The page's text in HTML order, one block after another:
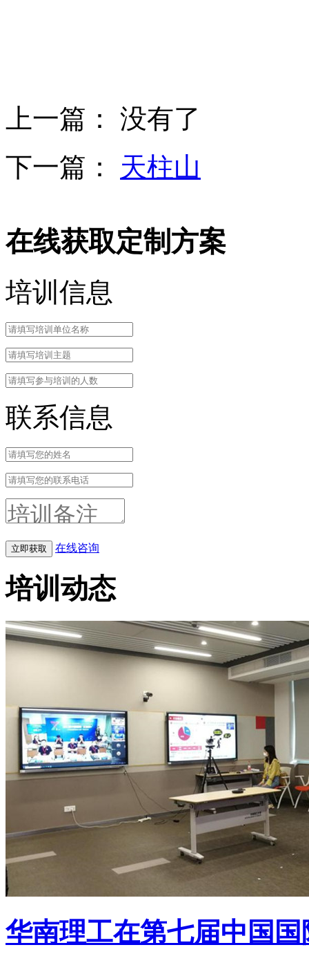
上一篇： 没有了
下一篇： 天柱山
在线获取定制方案
培训信息
联系信息
在线咨询
培训动态
华南理工在第七届中国